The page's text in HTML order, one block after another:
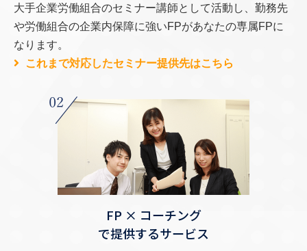
大手企業労働組合のセミナー講師として活動し、勤務先
や労働組合の企業内保障に強いFPがあなたの専属FPに
なります。
これまで対応したセミナー提供先はこちら
FP × コーチング
で提供するサービス